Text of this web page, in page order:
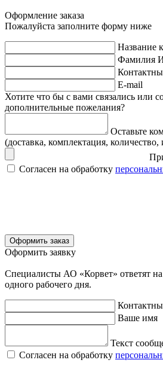
Оформление заказа
Пожалуйста заполните форму ниже
Название
Фамилия
E-mail
Хотите что бы с вами связались или
дополнительные пожелания?
Оставьте
(доставка, комплектация, количество,
Согласен на обработку
Оформить заказ
Оформить заявку
Специалисты АО «Корвет» ответят
одного рабочего дня.
Ваше имя
Текст
Согласен на обработку